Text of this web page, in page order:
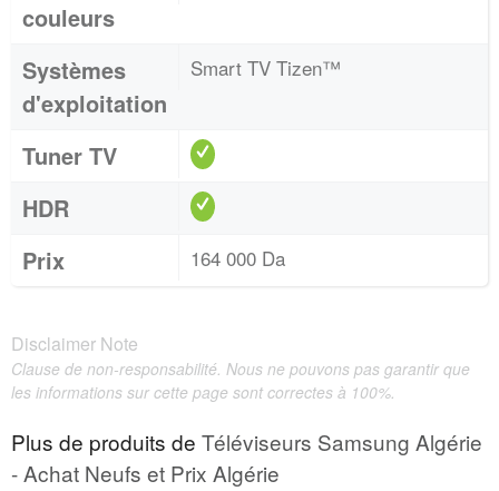
couleurs
Systèmes
d'exploitation
Smart TV Tizen™
Tuner TV
HDR
Prix
164 000 Da
Disclaimer Note
Clause de non-responsabilité. Nous ne pouvons pas garantir que
les informations sur cette page sont correctes à 100%.
Plus de produits de Téléviseurs Samsung Algérie
- Achat Neufs et Prix Algérie